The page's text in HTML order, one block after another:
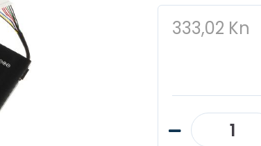
333,02 Kn